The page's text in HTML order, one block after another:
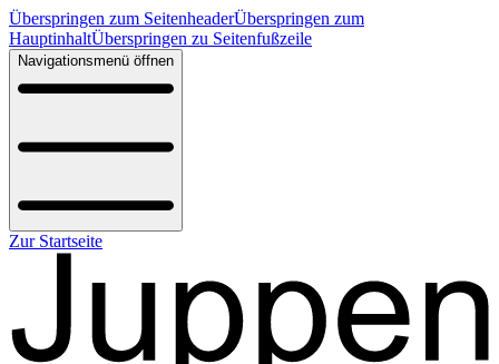
Überspringen zum SeitenheaderÜberspringen zum
HauptinhaltÜberspringen zu Seitenfußzeile
Navigationsmenü öffnen
Zur Startseite